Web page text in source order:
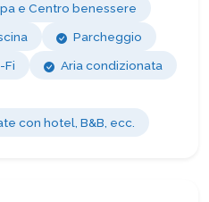
e Centro benessere
Parcheggio
Fi
Aria condizionata
con hotel, B&B, ecc.